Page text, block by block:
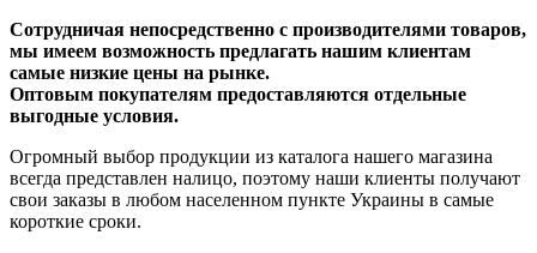
Сотрудничая непосредственно с производителями товаров,
мы имеем возможность предлагать нашим клиентам
самые низкие цены на рынке.
Оптовым покупателям предоставляются отдельные
выгодные условия.
Огромный выбор продукции из каталога нашего магазина
всегда представлен налицо, поэтому наши клиенты получают
свои заказы в любом населенном пункте Украины в самые
короткие сроки.